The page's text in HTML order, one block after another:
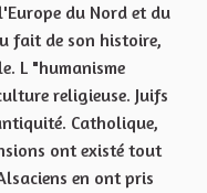
du Nord et du
fait de son histoire,
L "humanisme
religieuse. Juifs
Catholique,
ont existé tout
en ont pris